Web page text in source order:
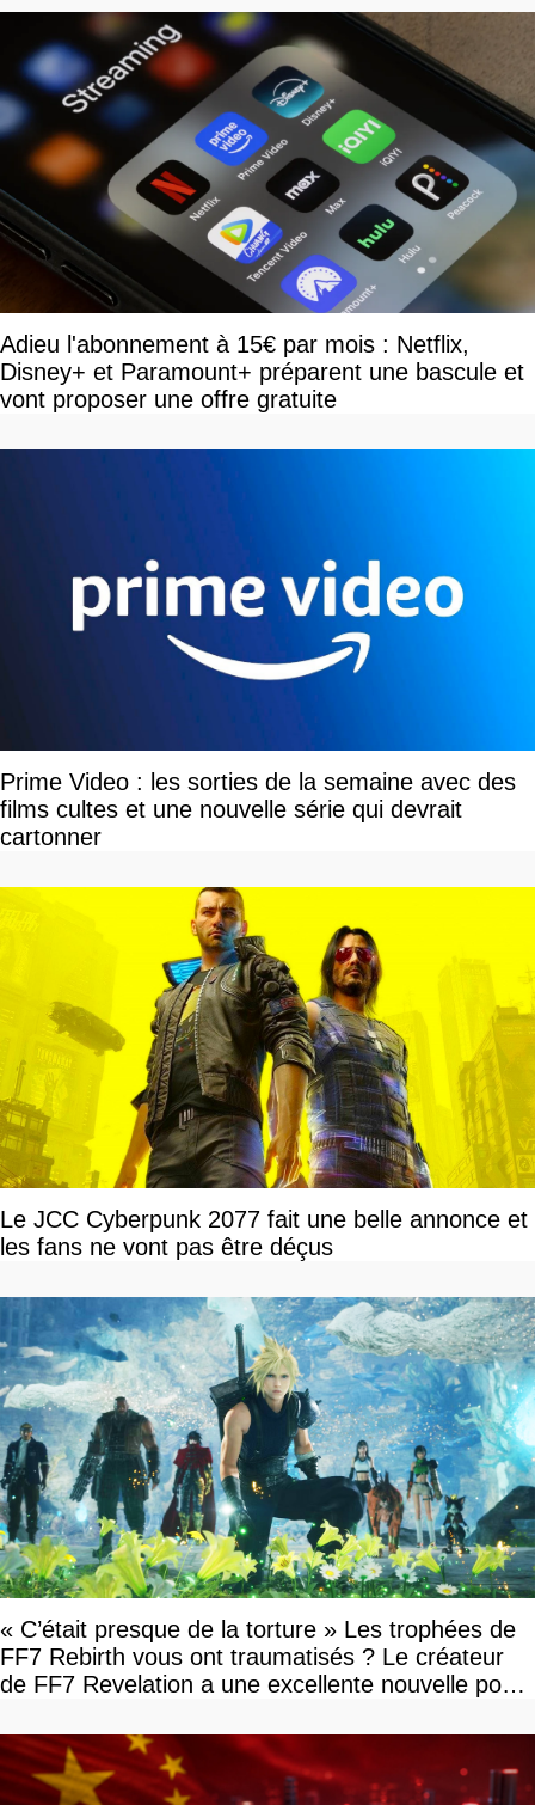
Adieu l'abonnement à 15€ par mois : Netflix,
Disney+ et Paramount+ préparent une bascule et
vont proposer une offre gratuite
Prime Video : les sorties de la semaine avec des
films cultes et une nouvelle série qui devrait
cartonner
Le JCC Cyberpunk 2077 fait une belle annonce et
les fans ne vont pas être déçus
« C’était presque de la torture » Les trophées de
FF7 Rebirth vous ont traumatisés ? Le créateur
de FF7 Revelation a une excellente nouvelle pour